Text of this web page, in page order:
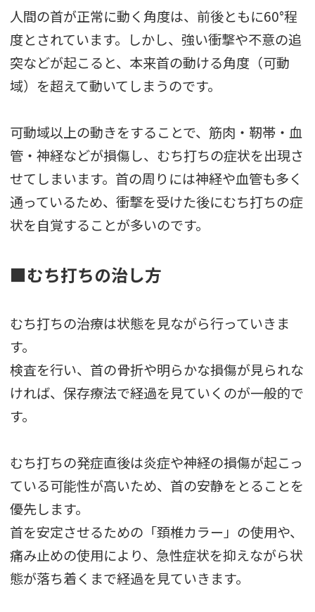
人間の首が正常に動く角度は、前後ともに60°程
度とされています。しかし、強い衝撃や不意の追
突などが起こると、本来首の動ける角度（可動
域）を超えて動いてしまうのです。
可動域以上の動きをすることで、筋肉・靭帯・血
管・神経などが損傷し、むち打ちの症状を出現さ
せてしまいます。首の周りには神経や血管も多く
通っているため、衝撃を受けた後にむち打ちの症
状を自覚することが多いのです。
■むち打ちの治し方
むち打ちの治療は状態を見ながら行っていきま
す。
検査を行い、首の骨折や明らかな損傷が見られな
ければ、保存療法で経過を見ていくのが一般的で
す。
むち打ちの発症直後は炎症や神経の損傷が起こっ
ている可能性が高いため、首の安静をとることを
優先します。
首を安定させるための「頚椎カラー」の使用や、
痛み止めの使用により、急性症状を抑えながら状
態が落ち着くまで経過を見ていきます。